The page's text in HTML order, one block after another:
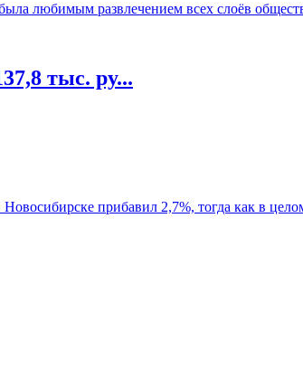
любимым развлечением всех слоёв
тыс. ру...
прибавил 2,7%, тогда как в